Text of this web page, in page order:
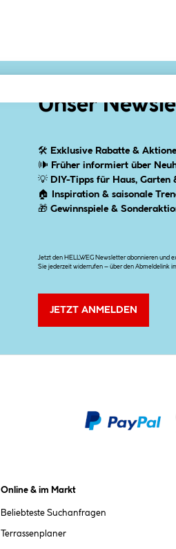
Unser
🛠 Exklusive Rabatte &
🕪 Früher informiert über
💡 DIY-Tipps für Haus, Garten
🏠
Inspiration & saisonale
🎁Gewinnspiele &
Jetzt den HELLWEG Newsletter abonnieren und
Sie jederzeit widerrufen – über den Abmeldelink
JETZT ANMELDEN
Online & im Markt
Beliebteste Suchanfragen
Terrassenplaner